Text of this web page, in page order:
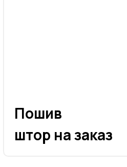
Пошив
штор на заказ